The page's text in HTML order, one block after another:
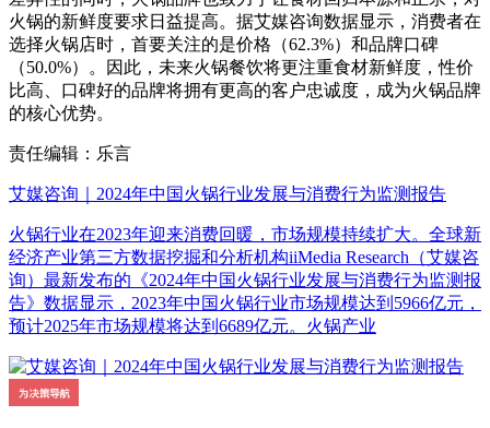
火锅的新鲜度要求日益提高。据艾媒咨询数据显示，消费者在
选择火锅店时，首要关注的是价格（62.3%）和品牌口碑
（50.0%）。因此，未来火锅餐饮将更注重食材新鲜度，性价
比高、口碑好的品牌将拥有更高的客户忠诚度，成为火锅品牌
的核心优势。
责任编辑：乐言
艾媒咨询｜2024年中国火锅行业发展与消费行为监测报告
火锅行业在2023年迎来消费回暖，市场规模持续扩大。全球新
经济产业第三方数据挖掘和分析机构iiMedia Research（艾媒咨
询）最新发布的《2024年中国火锅行业发展与消费行为监测报
告》数据显示，2023年中国火锅行业市场规模达到5966亿元，
预计2025年市场规模将达到6689亿元。火锅产业